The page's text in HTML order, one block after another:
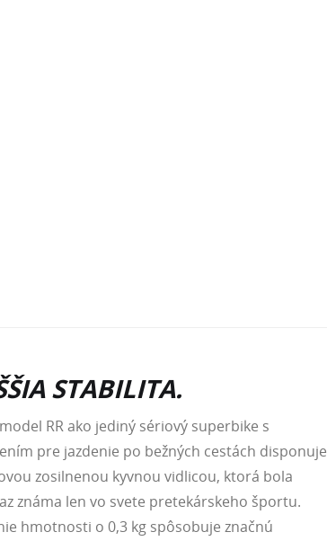
STABILITA.
RR ako jediný sériový superbike s
pre jazdenie po bežných cestách disponuje
zosilnenou kyvnou vidlicou, ktorá bola
známa len vo svete pretekárskeho športu.
hmotnosti o 0,3 kg spôsobuje značnú